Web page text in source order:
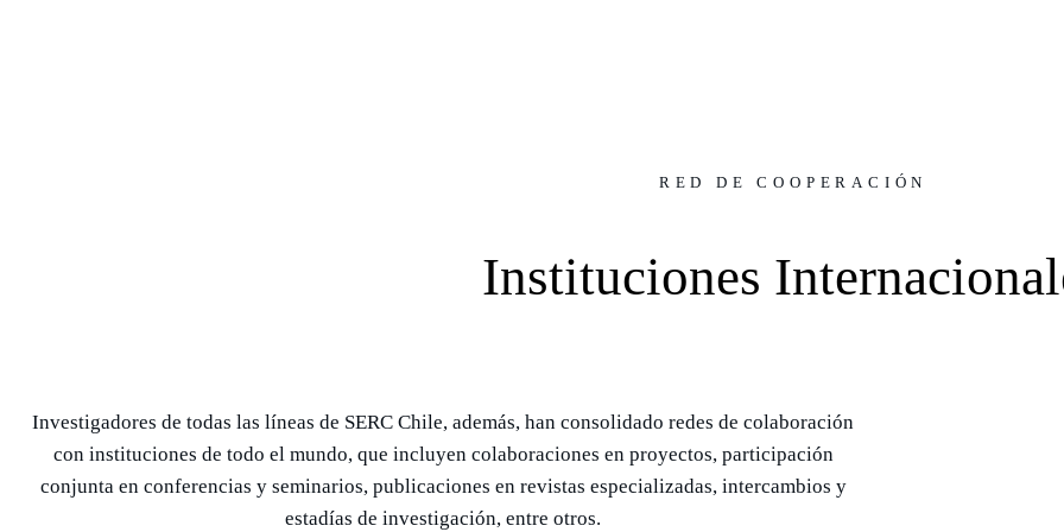
RED DE COOPERACIÓN
Instituciones
Investigadores de todas las líneas de SERC Chile, además, han consolidado redes de colaboración
con instituciones de todo el mundo, que incluyen colaboraciones en proyectos, participación
conjunta en conferencias y seminarios, publicaciones en revistas especializadas, intercambios y
estadías de investigación, entre otros.